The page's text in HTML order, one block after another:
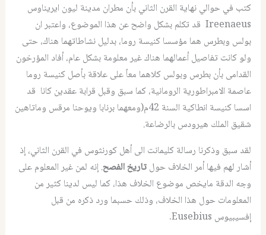
كتب في حوالي نهاية القرن الثاني بأن مطران مدينة ليون ايريناوس
Ireenaeus قد تكلم بشكل واضح عن هذا الموضوع، واعتبر ان
بولس وبطرس هما مؤسسا كنيسة روما، بدليل نشاطاتهما هناك، حتى
ولو كانت تفاصيل أعمالهما هناك غير معلومة بشكل عام، أفاد المؤرخون
القدامى بأن بطرس وبولس كلاهما معاً على علاقة بأصل كنيسة روما
عاصمة الامبراطورية الرومانية، كما سبق وقبل قرابة عقدين كانا قد
اسسا كنيسة انطاكية السنة 42م(ومعهما برنابا ويوحنا مرقس وماتاهين
شقيق الملك هيرودس بالرضاعة.
لقد سبق وذكرنا رسالة كليمانت الى أهل كورنثوس في القرن الثاني، إذ
أشار لهم فيها أمر الخلاف حولتاريخ الفصح. إنه لمن غير المعلوم على
وجه الدقة مايخص موضوع الخلاف هذا، كما ليس لدينا كثير من
المعلومات حول هذا الخلاف، وذلك حسبما ورد ذكره من قبل
إفسيبيوس Eusebius.